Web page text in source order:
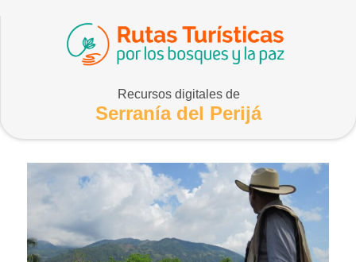
Recursos digitales de
Serranía del Perijá